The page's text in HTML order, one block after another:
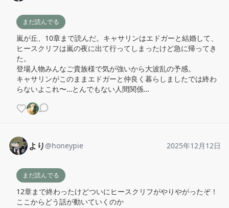
まだ読んでる
嵐が丘、10章まで読んだ。キャサリンはエドガーと結婚して、
ヒースクリフは嵐の夜に出て行ってしまったけど急に帰ってき
た。
登場人物みんなご貴族様で気が強いから大波乱の予感。
キャサリンがこのままエドガーと仲良く暮らしましたでは終わ
らないよこれ〜…とんでもない人間関係…
より @honeypie 2025年12月12日
まだ読んでる
12章まで終わったけどついにヒースクリフがやりやがったぞ！
ここからどう話が動いていくのか